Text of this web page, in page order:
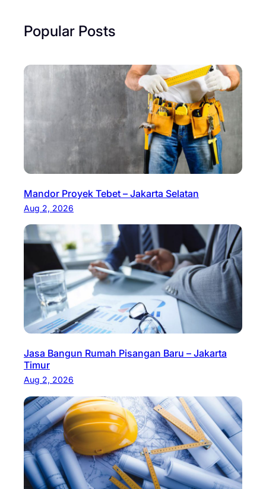
Popular Posts
Mandor Proyek Tebet – Jakarta Selatan
Aug 2, 2026
Jasa Bangun Rumah Pisangan Baru – Jakarta
Timur
Aug 2, 2026